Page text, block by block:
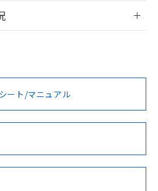
イン/会員登録
用いただく前に、以下を必ずお読
凡例
凡例
式承認
ウェー
BV型式承認
（フランス
KR型式
（韓国
No No
ート/マニュアル
が混在することから備考
しておりました。